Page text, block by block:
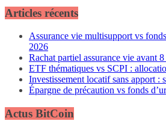
Articles récents
Assurance vie multisupport vs
2026
Rachat partiel assurance vie avant
ETF thématiques vs SCPI :
Investissement locatif sans apport :
Épargne de précaution vs fonds
Actus BitCoin